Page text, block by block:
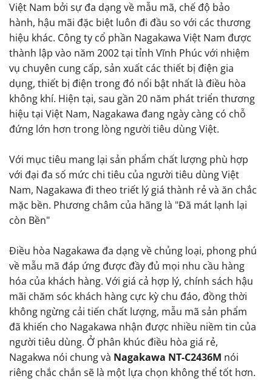
Việt Nam bởi sự đa dạng về mẫu mã, chế độ bảo
hành, hậu mãi đặc biệt luôn đi đầu so với các thương
hiệu khác. Công ty cổ phần Nagakawa Việt Nam được
thành lập vào năm 2002 tại tỉnh Vĩnh Phúc với nhiệm
vụ chuyên cung cấp, sản xuất các thiết bị điện gia
dụng, thiết bị điện trong đó nổi bật nhất là điều hòa
không khí. Hiện tại, sau gần 20 năm phát triển thương
hiệu tại Việt Nam, Nagakawa đang ngày càng có chỗ
đứng lớn hơn trong lòng người tiêu dùng Việt.
Với mục tiêu mang lại sản phẩm chất lượng phù hợp
với đại đa số mức chi tiêu của người tiêu dùng Việt
Nam, Nagakawa đi theo triết lý giá thành rẻ và ăn chắc
mặc bền. Phương châm của hãng là "Đã mát lạnh lại
còn Bền"
Điều hòa Nagakawa đa dạng về chủng loại, phong phú
về mẫu mã đáp ứng được đầy đủ mọi nhu cầu hàng
hóa của khách hàng. Với giá cả hợp lý, chính sách hậu
mãi chăm sóc khách hàng cực kỳ chu đáo, đồng thời
không ngừng cải tiến chất lượng, mẫu mã sản phẩm
đã khiến cho Nagakawa nhận được nhiều niềm tin của
người tiêu dùng. Ở phân khúc điều hòa giá rẻ,
Nagakwa nói chung và Nagakawa NT-C2436M nói
riêng chắc chắn sẽ là một lựa chọn không thể tốt hơn.